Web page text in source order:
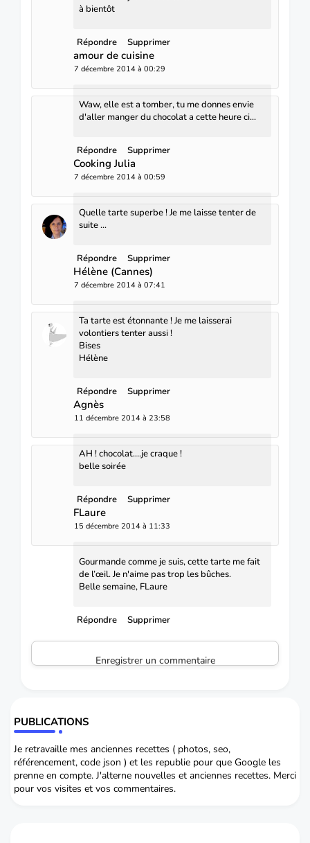
à bientôt
Répondre Supprimer
amour de cuisine
7 décembre 2014 à 00:29
Waw, elle est a tomber, tu me donnes envie
d'aller manger du chocolat a cette heure ci...
Répondre Supprimer
Cooking Julia
7 décembre 2014 à 00:59
Quelle tarte superbe ! Je me laisse tenter de
suite ...
Répondre Supprimer
Hélène (Cannes)
7 décembre 2014 à 07:41
Ta tarte est étonnante ! Je me laisserai
volontiers tenter aussi !
Bises
Hélène
Répondre Supprimer
Agnès
11 décembre 2014 à 23:58
AH ! chocolat....je craque !
belle soirée
Répondre Supprimer
FLaure
15 décembre 2014 à 11:33
Gourmande comme je suis, cette tarte me fait
de l’œil. Je n'aime pas trop les bûches.
Belle semaine, FLaure
Répondre Supprimer
Enregistrer un commentaire
PUBLICATIONS
Je retravaille mes anciennes recettes ( photos, seo,
référencement, code json ) et les republie pour que Google les
prenne en compte. J'alterne nouvelles et anciennes recettes. Merci
pour vos visites et vos commentaires.